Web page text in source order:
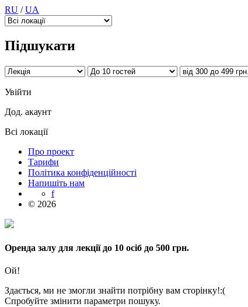
RU /UA
Підшукати
Увійти
Дод. акаунт
Всі локації
Про проект
Тарифи
Політика конфіденційності
Напишіть нам
f
© 2026
Оренда залу для лекції до 10 осіб до 500 грн.
Ой!
Здається, ми не змогли знайти потрібну вам сторінку!:(
Спробуйте змінити параметри пошуку.